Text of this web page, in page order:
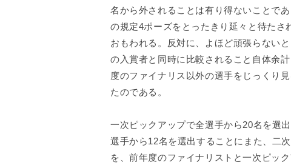
名から外されることは有り得ないことで
の規定4ポーズをとったきり延々と待たさ
おもわれる。反対に、よほど頑張らない
の入賞者と同時に比較されること自体余
度のファイナリス以外の選手をじっくり
たのである。
一次ピックアップで全選手から20名を選
選手から12名を選出することにまた、二
を、前年度のファイナリストと一次ピッ